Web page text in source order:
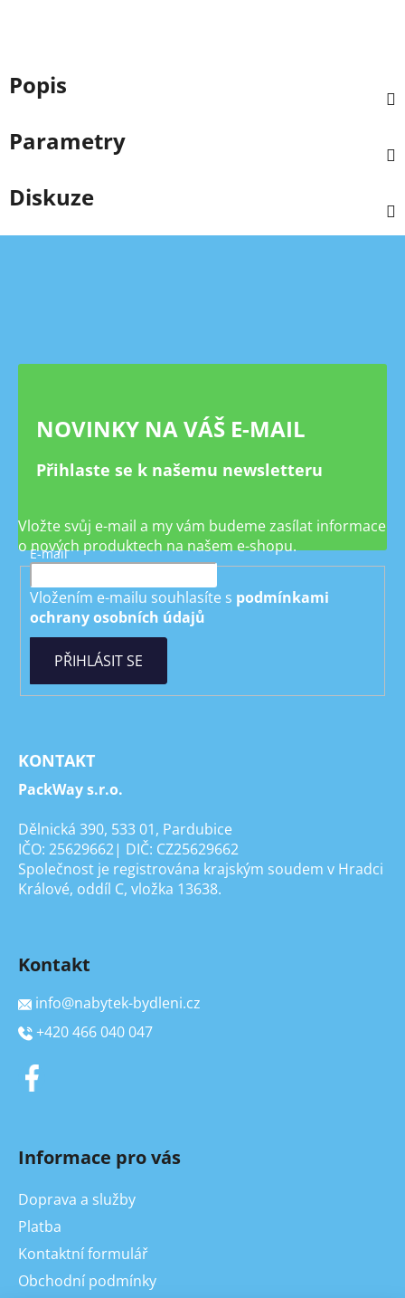
Popis
Parametry
Diskuze
Z
NOVINKY NA VÁŠ E-MAIL
Přihlaste se k našemu newsletteru
Vložte svůj e-mail a my vám budeme zasílat informace
o nových produktech na našem e-shopu.
E-mail
Vložením e-mailu souhlasíte s podmínkami
ochrany osobních údajů
PŘIHLÁSIT SE
KONTAKT
PackWay s.r.o.
Dělnická 390, 533 01, Pardubice
IČO: 25629662| DIČ: CZ25629662
Společnost je registrována krajským soudem v Hradci
Králové, oddíl C, vložka 13638.
Kontakt
info@nabytek-bydleni.cz
+420 466 040 047
Informace pro vás
Doprava a služby
Platba
Kontaktní formulář
Obchodní podmínky